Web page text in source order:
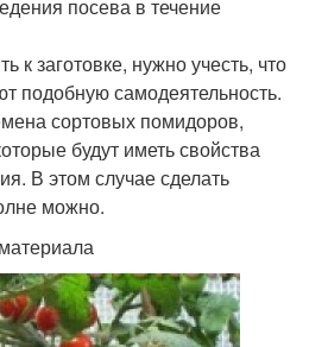
посева в течение
к заготовке, нужно учесть, что
подобную самодеятельность.
сортовых помидоров,
будут иметь свойства
В этом случае сделать
можно.